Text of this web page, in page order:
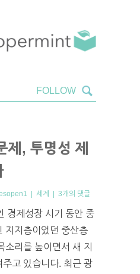
제, 투명성 제
| 세계 | 3개의 댓글
경제성장 시기 동안 중
지지층이었던 중산층
소리를 높이면서 새 지
고 있습니다. 최근 광